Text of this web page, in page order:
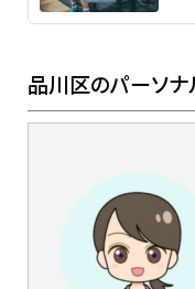
品川区のパーソ